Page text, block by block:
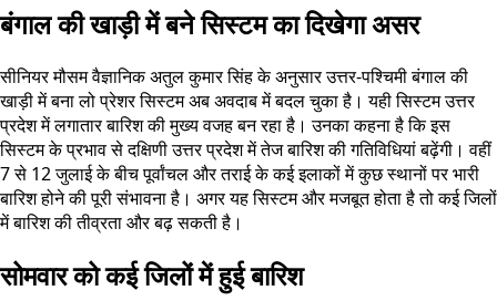
बंगाल की खाड़ी में बने सिस्टम का दिखेगा असर
सीनियर मौसम वैज्ञानिक अतुल कुमार सिंह के अनुसार उत्तर-पश्चिमी बंगाल की
खाड़ी में बना लो प्रेशर सिस्टम अब अवदाब में बदल चुका है। यही सिस्टम उत्तर
प्रदेश में लगातार बारिश की मुख्य वजह बन रहा है। उनका कहना है कि इस
सिस्टम के प्रभाव से दक्षिणी उत्तर प्रदेश में तेज बारिश की गतिविधियां बढ़ेंगी। वहीं
7 से 12 जुलाई के बीच पूर्वांचल और तराई के कई इलाकों में कुछ स्थानों पर भारी
बारिश होने की पूरी संभावना है। अगर यह सिस्टम और मजबूत होता है तो कई जिलों
में बारिश की तीव्रता और बढ़ सकती है।
सोमवार को कई जिलों में हुई बारिश